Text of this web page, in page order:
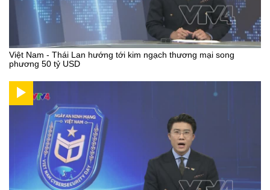
Việt Nam - Thái Lan hướng tới kim ngạch thương mại song
phương 50 tỷ USD